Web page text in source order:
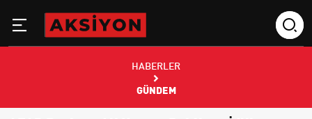
HABERLER
GÜNDEM